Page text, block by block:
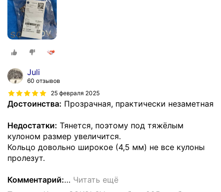
Juli
60 отзывов
25 февраля 2025
Достоинства: Прозрачная, практически незаметная
Недостатки: Тянется, поэтому под тяжёлым
кулоном размер увеличится.
Кольцо довольно широкое (4,5 мм) не все кулоны
пролезут.
Комментарий:… Читать ещё